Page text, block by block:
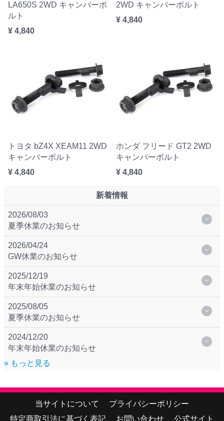
LA650S 2WD キャンバーボ
ルト
¥ 4,840
2WD キャンバーボルト
¥ 4,840
トヨタ bZ4X XEAM11 2WD
キャンバーボルト
¥ 4,840
ホンダ フリード GT2 2WD
キャンバーボルト
¥ 4,840
新着情報
2026/08/03
夏季休業のお知らせ
2026/04/24
GW休業のお知らせ
2025/12/19
年末年始休業のお知らせ
2025/08/05
夏季休業のお知らせ
2024/12/20
年末年始休業のお知らせ
» もっと見る
当サイトについて
プライバシーポリシー
特定商取引法に基づく表記
お問い合わせ 公式サイト